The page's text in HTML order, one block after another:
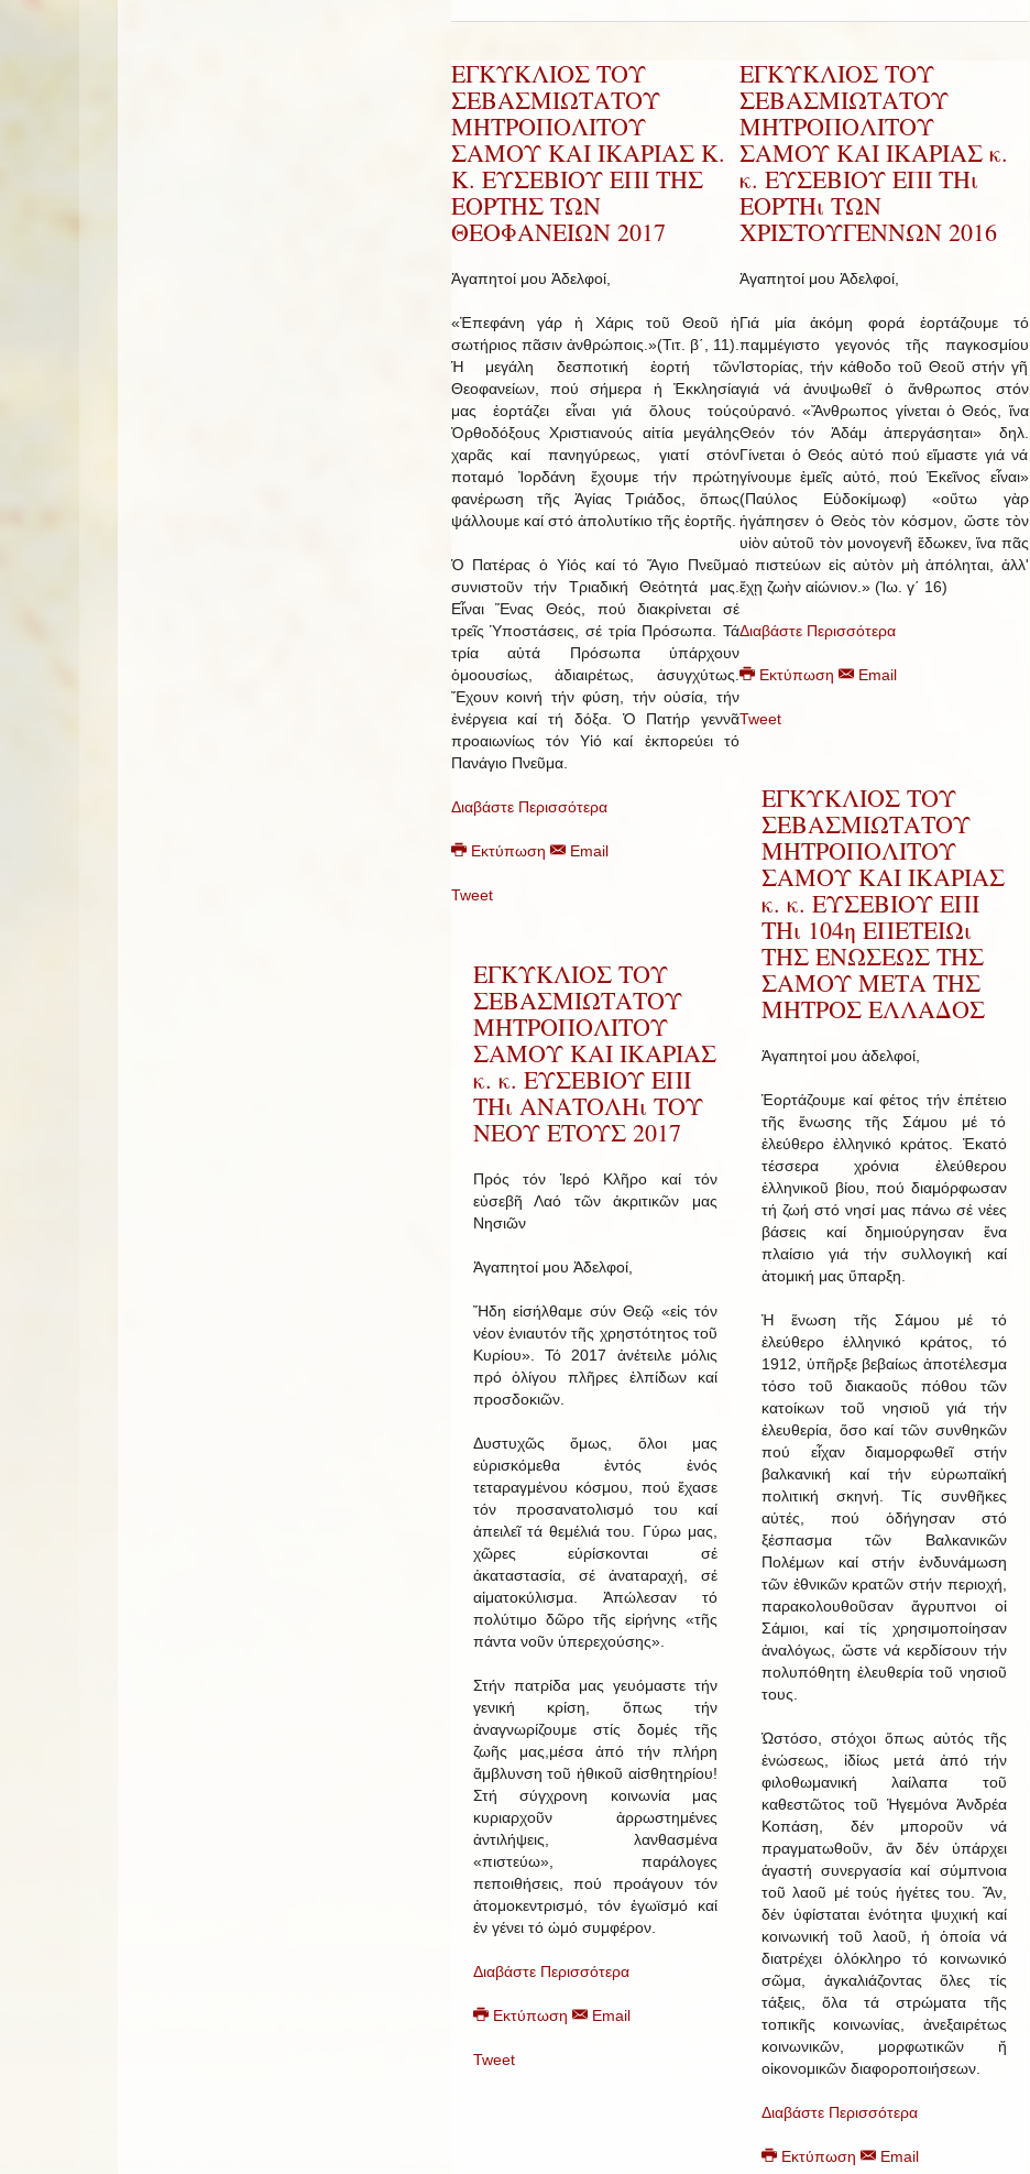
ΕΓΚΥΚΛΙΟΣ ΤΟΥ
ΣΕΒΑΣΜΙΩΤΑΤΟΥ
ΜΗΤΡΟΠΟΛΙΤΟΥ
ΣΑΜΟΥ ΚΑΙ ΙΚΑΡΙΑΣ Κ.
Κ. ΕΥΣΕΒΙΟΥ ΕΠΙ ΤΗΣ
ΕΟΡΤΗΣ ΤΩΝ
ΘΕΟΦΑΝΕΙΩΝ 2017
Ἀγαπητοί μου Ἀδελφοί,
«Ἐπεφάνη γάρ ἡ Χάρις τοῦ Θεοῦ ἡ
σωτήριος πᾶσιν ἀνθρώποις.»(Τιτ. β΄, 11).
Ἡ μεγάλη δεσποτική ἑορτή τῶν
Θεοφανείων, πού σήμερα ἡ Ἐκκλησία
μας ἑορτάζει εἶναι γιά ὅλους τούς
Ὀρθοδόξους Χριστιανούς αἰτία μεγάλης
χαρᾶς καί πανηγύρεως, γιατί στόν
ποταμό Ἰορδάνη ἔχουμε τήν πρώτη
φανέρωση τῆς Ἁγίας Τριάδος, ὅπως
ψάλλουμε καί στό ἀπολυτίκιο τῆς ἑορτῆς.
Ὁ Πατέρας ὁ Υἱός καί τό Ἅγιο Πνεῦμα
συνιστοῦν τήν Τριαδική Θεότητά μας.
Εἶναι Ἕνας Θεός, πού διακρίνεται σέ
τρεῖς Ὑποστάσεις, σέ τρία Πρόσωπα. Τά
τρία αὐτά Πρόσωπα ὑπάρχουν
ὁμοουσίως, ἀδιαιρέτως, ἀσυγχύτως.
Ἔχουν κοινή τήν φύση, τήν οὐσία, τήν
ἐνέργεια καί τή δόξα. Ὁ Πατήρ γεννᾶ
προαιωνίως τόν Υἱό καί ἐκπορεύει τό
Πανάγιο Πνεῦμα.
Διαβάστε Περισσότερα
Εκτύπωση Email
Tweet
ΕΓΚΥΚΛΙΟΣ ΤΟΥ
ΣΕΒΑΣΜΙΩΤΑΤΟΥ
ΜΗΤΡΟΠΟΛΙΤΟΥ
ΣΑΜΟΥ ΚΑΙ ΙΚΑΡΙΑΣ
κ. κ. ΕΥΣΕΒΙΟΥ ΕΠΙ
ΤΗι ΑΝΑΤΟΛΗι ΤΟΥ
ΝΕΟΥ ΕΤΟΥΣ 2017
Πρός τόν Ἱερό Κλῆρο καί τόν
εὐσεβῆ Λαό τῶν ἀκριτικῶν μας
Νησιῶν
Ἀγαπητοί μου Ἀδελφοί,
Ἤδη εἰσήλθαμε σύν Θεῷ «εἰς τόν
νέον ἐνιαυτόν τῆς χρηστότητος τοῦ
Κυρίου». Τό 2017 ἀνέτειλε μόλις
πρό ὀλίγου πλῆρες ἐλπίδων καί
προσδοκιῶν.
Δυστυχῶς ὅμως, ὅλοι μας
εὑρισκόμεθα ἐντός ἑνός
τεταραγμένου κόσμου, πού ἔχασε
τόν προσανατολισμό του καί
ἀπειλεῖ τά θεμέλιά του. Γύρω μας,
χῶρες εὑρίσκονται σέ
ἀκαταστασία, σέ ἀναταραχή, σέ
αἱματοκύλισμα. Ἀπώλεσαν τό
πολύτιμο δῶρο τῆς εἰρήνης «τῆς
πάντα νοῦν ὑπερεχούσης».
Στήν πατρίδα μας γευόμαστε τήν
γενική κρίση, ὅπως τήν
ἀναγνωρίζουμε στίς δομές τῆς
ζωῆς μας,μέσα ἀπό τήν πλήρη
ἄμβλυνση τοῦ ἠθικοῦ αἰσθητηρίου!
Στή σύγχρονη κοινωνία μας
κυριαρχοῦν ἀρρωστημένες
ἀντιλήψεις, λανθασμένα
«πιστεύω», παράλογες
πεποιθήσεις, πού προάγουν τόν
ἀτομοκεντρισμό, τόν ἐγωϊσμό καί
ἐν γένει τό ὠμό συμφέρον.
Διαβάστε Περισσότερα
Εκτύπωση Email
Tweet
ΕΓΚΥΚΛΙΟΣ ΤΟΥ
ΣΕΒΑΣΜΙΩΤΑΤΟΥ
ΜΗΤΡΟΠΟΛΙΤΟΥ
ΣΑΜΟΥ ΚΑΙ ΙΚΑΡΙΑΣ κ.
κ. ΕΥΣΕΒΙΟΥ ΕΠΙ ΤΗι
ΕΟΡΤΗι ΤΩΝ
ΧΡΙΣΤΟΥΓΕΝΝΩΝ 2016
Ἀγαπητοί μου Ἀδελφοί,
Γιά μία ἀκόμη φορά ἑορτάζουμε τό
παμμέγιστο γεγονός τῆς παγκοσμίου
Ἱστορίας, τήν κάθοδο τοῦ Θεοῦ στήν γῆ
γιά νά ἀνυψωθεῖ ὁ ἄνθρωπος στόν
οὐρανό. «Ἄνθρωπος γίνεται ὁ Θεός, ἵνα
Θεόν τόν Ἀδάμ ἀπεργάσηται» δηλ.
Γίνεται ὁ Θεός αὐτό πού εἴμαστε γιά νά
γίνουμε ἐμεῖς αὐτό, πού Ἐκεῖνος εἶναι»
(Παύλος Εὐδοκίμωφ) «οὕτω γὰρ
ἠγάπησεν ὁ Θεὸς τὸν κόσμον, ὥστε τὸν
υἱὸν αὐτοῦ τὸν μονογενῆ ἔδωκεν, ἵνα πᾶς
ὁ πιστεύων εἰς αὐτὸν μὴ ἀπόληται, ἀλλ'
ἔχῃ ζωὴν αἰώνιον.» (Ἰω. γ΄ 16)
Διαβάστε Περισσότερα
Εκτύπωση Email
Tweet
ΕΓΚΥΚΛΙΟΣ ΤΟΥ
ΣΕΒΑΣΜΙΩΤΑΤΟΥ
ΜΗΤΡΟΠΟΛΙΤΟΥ
ΣΑΜΟΥ ΚΑΙ ΙΚΑΡΙΑΣ
κ. κ. ΕΥΣΕΒΙΟΥ ΕΠΙ
ΤΗι 104η ΕΠΕΤΕΙΩι
ΤΗΣ ΕΝΩΣΕΩΣ ΤΗΣ
ΣΑΜΟΥ ΜΕΤΑ ΤΗΣ
ΜΗΤΡΟΣ ΕΛΛΑΔΟΣ
Ἀγαπητοί μου ἀδελφοί,
Ἑορτάζουμε καί φέτος τήν ἐπέτειο
τῆς ἕνωσης τῆς Σάμου μέ τό
ἐλεύθερο ἑλληνικό κράτος. Ἑκατό
τέσσερα χρόνια ἐλεύθερου
ἑλληνικοῦ βίου, πού διαμόρφωσαν
τή ζωή στό νησί μας πάνω σέ νέες
βάσεις καί δημιούργησαν ἕνα
πλαίσιο γιά τήν συλλογική καί
ἀτομική μας ὕπαρξη.
Ἡ ἕνωση τῆς Σάμου μέ τό
ἐλεύθερο ἑλληνικό κράτος, τό
1912, ὑπῆρξε βεβαίως ἀποτέλεσμα
τόσο τοῦ διακαοῦς πόθου τῶν
κατοίκων τοῦ νησιοῦ γιά τήν
ἐλευθερία, ὅσο καί τῶν συνθηκῶν
πού εἶχαν διαμορφωθεῖ στήν
βαλκανική καί τήν εὐρωπαϊκή
πολιτική σκηνή. Τίς συνθῆκες
αὐτές, πού ὁδήγησαν στό
ξέσπασμα τῶν Βαλκανικῶν
Πολέμων καί στήν ἐνδυνάμωση
τῶν ἐθνικῶν κρατῶν στήν περιοχή,
παρακολουθοῦσαν ἄγρυπνοι οἱ
Σάμιοι, καί τίς χρησιμοποίησαν
ἀναλόγως, ὥστε νά κερδίσουν τήν
πολυπόθητη ἐλευθερία τοῦ νησιοῦ
τους.
Ὡστόσο, στόχοι ὅπως αὐτός τῆς
ἑνώσεως, ἰδίως μετά ἀπό τήν
φιλοθωμανική λαίλαπα τοῦ
καθεστῶτος τοῦ Ἡγεμόνα Ἀνδρέα
Κοπάση, δέν μποροῦν νά
πραγματωθοῦν, ἄν δέν ὑπάρχει
ἀγαστή συνεργασία καί σύμπνοια
τοῦ λαοῦ μέ τούς ἡγέτες του. Ἄν,
δέν ὑφίσταται ἑνότητα ψυχική καί
κοινωνική τοῦ λαοῦ, ἡ ὁποία νά
διατρέχει ὁλόκληρο τό κοινωνικό
σῶμα, ἀγκαλιάζοντας ὅλες τίς
τάξεις, ὅλα τά στρώματα τῆς
τοπικῆς κοινωνίας, ἀνεξαιρέτως
κοινωνικῶν, μορφωτικῶν ἤ
οἰκονομικῶν διαφοροποιήσεων.
Διαβάστε Περισσότερα
Εκτύπωση Email